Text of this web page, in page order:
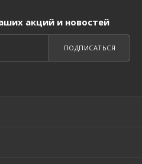
акций и новостей
ПОДПИСАТЬСЯ